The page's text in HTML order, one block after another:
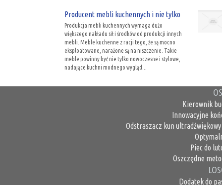
Producent mebli kuchennych i nie tylko
Produkcja mebli kuchennych wymaga dużo
większego nakładu sił i środków od produkcji innych
mebli. Meble kuchenne z racji tego, że są mocno
eksploatowane, narażone są na niszczenie. Takie
meble powinny być nie tylko nowoczesne i stylowe,
nadające kuchni modnego wygląd...
Kierownik
Innowacyjne
Odstraszacz kun
Piec do
Oszczędne
Dodatek do